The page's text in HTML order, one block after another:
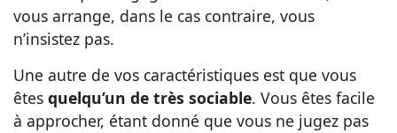
vous arrange, dans le cas contraire, vous
n’insistez pas.
Une autre de vos caractéristiques est que vous
êtes quelqu’un de très sociable. Vous êtes facile
à approcher, étant donné que vous ne jugez pas